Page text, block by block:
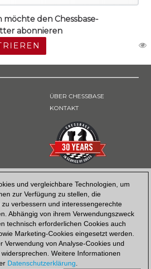
und vergleichbare Technologien, um
zur Verfügung zu stellen, die
verbessern und interessengerechte
Abhängig von ihrem Verwendungszweck
technisch erforderlichen Cookies auch
Marketing-Cookies eingesetzt werden.
Verwendung von Analyse-Cookies und
Weitere Informationen
Datenschutzerklärung.
möchte den Chessbase-
abonnieren
ÜBER CHESSBASE
KONTAKT